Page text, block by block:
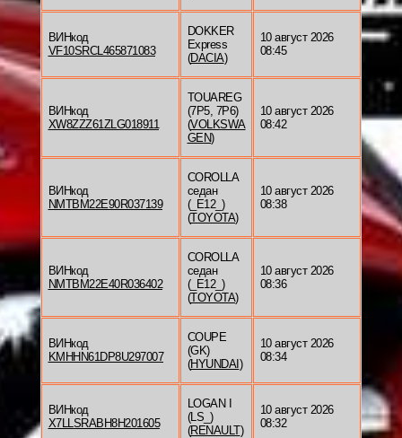
ВИНкод
VF10SRCL465871083
DOKKER
Express
(DACIA)
10 август 2026
08:45
ВИНкод
XW8ZZZ61ZLG018911
TOUAREG
(7P5, 7P6)
(VOLKSWA
GEN)
10 август 2026
08:42
ВИНкод
NMTBM22E90R037139
COROLLA
седан
(_E12_)
(TOYOTA)
10 август 2026
08:38
ВИНкод
NMTBM22E40R036402
COROLLA
седан
(_E12_)
(TOYOTA)
10 август 2026
08:36
ВИНкод
KMHHN61DP8U297007
COUPE
(GK)
(HYUNDAI )
10 август 2026
08:34
ВИНкод
X7LLSRABH8H201605
LOGAN I
(LS_)
(RENAULT)
10 август 2026
08:32